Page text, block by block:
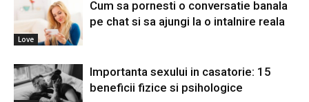
Love
Cum sa pornesti o conversatie banala
pe chat si sa ajungi la o intalnire reala
Importanta sexului in casatorie: 15
beneficii fizice si psihologice